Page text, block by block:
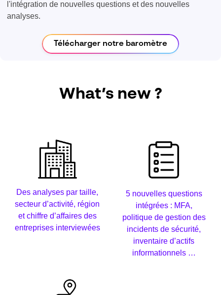
l'intégration de nouvelles questions et des nouvelles
analyses.
Télécharger notre baromètre
What’s new ?
Des analyses par taille,
secteur d’activité, région
et chiffre d’affaires des
entreprises interviewées
5 nouvelles questions
intégrées : MFA,
politique de gestion des
incidents de sécurité,
inventaire d’actifs
informationnels …